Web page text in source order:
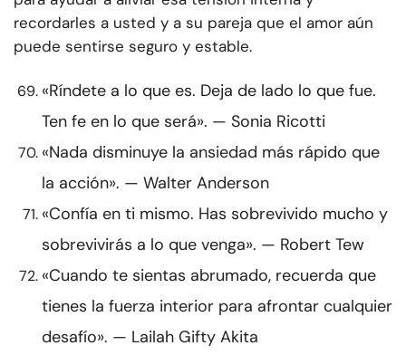
recordarles a usted y a su pareja que el amor aún
puede sentirse seguro y estable.
«Ríndete a lo que es. Deja de lado lo que fue.
Ten fe en lo que será». — Sonia Ricotti
«Nada disminuye la ansiedad más rápido que
la acción». — Walter Anderson
«Confía en ti mismo. Has sobrevivido mucho y
sobrevivirás a lo que venga». — Robert Tew
«Cuando te sientas abrumado, recuerda que
tienes la fuerza interior para afrontar cualquier
desafío». — Lailah Gifty Akita